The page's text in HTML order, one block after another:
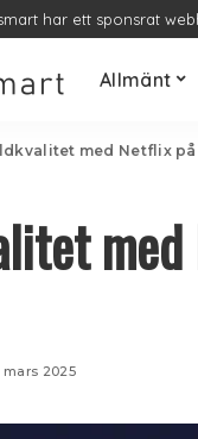
har ett sponsrat
Allmänt
med Netflix på
med
2025